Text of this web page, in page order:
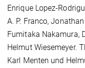
Enrique Lopez-
A. P. Franco,
Fumitaka Nakamura,
Helmut Wiesemeyer.
Karl Menten und